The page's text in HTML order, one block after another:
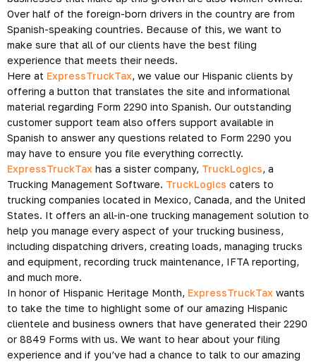
Over half of the foreign-born drivers in the country are from
Spanish-speaking countries. Because of this, we want to
make sure that all of our clients have the best filing
experience that meets their needs.
Here at ExpressTruckTax, we value our Hispanic clients by
offering a button that translates the site and informational
material regarding Form 2290 into Spanish. Our outstanding
customer support team also offers support available in
Spanish to answer any questions related to Form 2290 you
may have to ensure you file everything correctly.
ExpressTruckTax has a sister company, TruckLogics, a
Trucking Management Software. TruckLogics caters to
trucking companies located in Mexico, Canada, and the United
States. It offers an all-in-one trucking management solution to
help you manage every aspect of your trucking business,
including dispatching drivers, creating loads, managing trucks
and equipment, recording truck maintenance, IFTA reporting,
and much more.
In honor of Hispanic Heritage Month, ExpressTruckTax wants
to take the time to highlight some of our amazing Hispanic
clientele and business owners that have generated their 2290
or 8849 Forms with us. We want to hear about your filing
experience and if you’ve had a chance to talk to our amazing